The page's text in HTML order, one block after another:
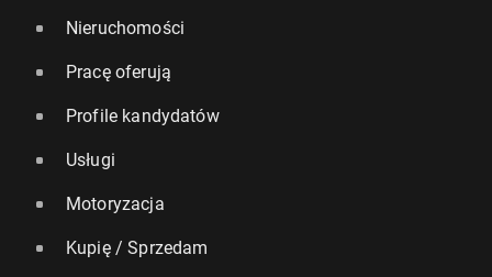
Nieruchomości
Pracę oferują
Profile kandydatów
Usługi
Motoryzacja
Kupię / Sprzedam